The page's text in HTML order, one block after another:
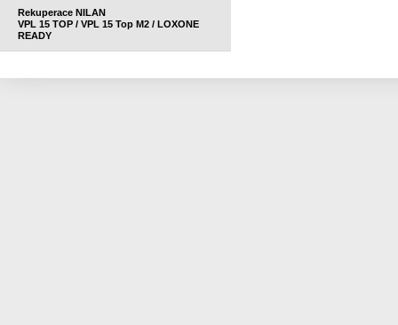
Rekuperace NILAN
VPL 15 TOP / VPL 15 Top M2 / LOXONE
READY